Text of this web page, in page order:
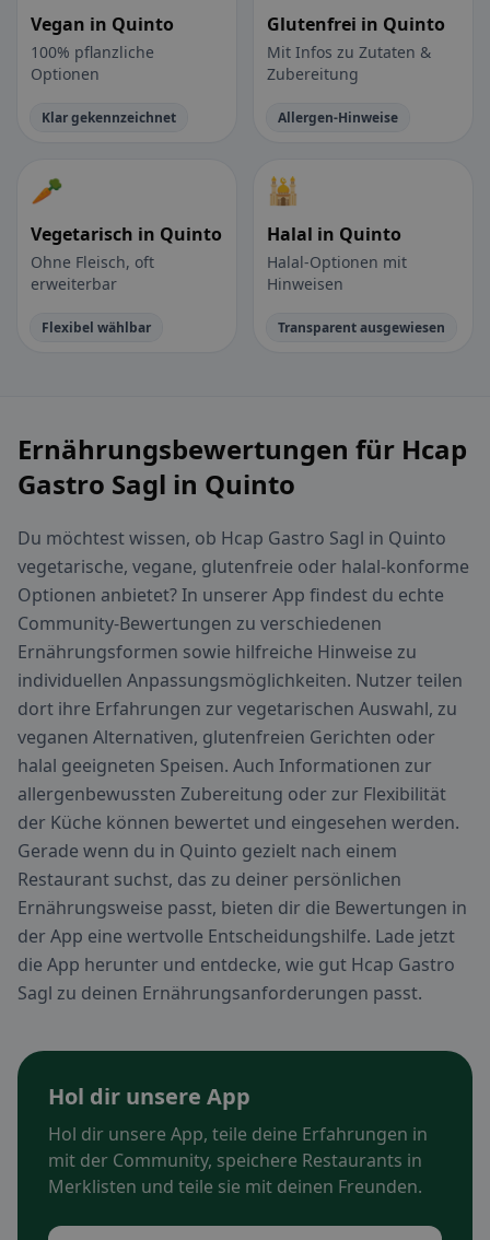
Vegan in Quinto
100% pflanzliche
Optionen
Klar gekennzeichnet
Glutenfrei in Quinto
Mit Infos zu Zutaten &
Zubereitung
Allergen-Hinweise
🥕
Vegetarisch in Quinto
Ohne Fleisch, oft
erweiterbar
Flexibel wählbar
🕌
Halal in Quinto
Halal-Optionen mit
Hinweisen
Transparent ausgewiesen
Ernährungsbewertungen für Hcap
Gastro Sagl in Quinto
Du möchtest wissen, ob Hcap Gastro Sagl in Quinto
vegetarische, vegane, glutenfreie oder halal-konforme
Optionen anbietet? In unserer App findest du echte
Community-Bewertungen zu verschiedenen
Ernährungsformen sowie hilfreiche Hinweise zu
individuellen Anpassungsmöglichkeiten. Nutzer teilen
dort ihre Erfahrungen zur vegetarischen Auswahl, zu
veganen Alternativen, glutenfreien Gerichten oder
halal geeigneten Speisen. Auch Informationen zur
allergenbewussten Zubereitung oder zur Flexibilität
der Küche können bewertet und eingesehen werden.
Gerade wenn du in Quinto gezielt nach einem
Restaurant suchst, das zu deiner persönlichen
Ernährungsweise passt, bieten dir die Bewertungen in
der App eine wertvolle Entscheidungshilfe. Lade jetzt
die App herunter und entdecke, wie gut Hcap Gastro
Sagl zu deinen Ernährungsanforderungen passt.
Hol dir unsere App
Hol dir unsere App, teile deine Erfahrungen in
mit der Community, speichere Restaurants in
Merklisten und teile sie mit deinen Freunden.